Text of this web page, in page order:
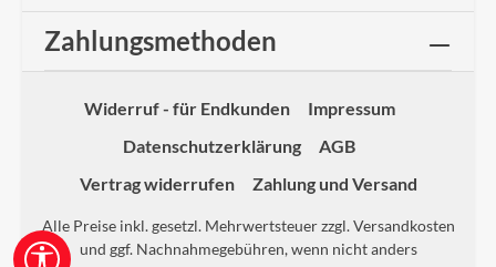
Zahlungsmethoden
Widerruf - für Endkunden
Impressum
Datenschutzerklärung
AGB
Vertrag widerrufen
Zahlung und Versand
Alle Preise inkl. gesetzl. Mehrwertsteuer zzgl.Versandkosten
und ggf. Nachnahmegebühren, wenn nicht anders
Werkzeugleiste anzeigen